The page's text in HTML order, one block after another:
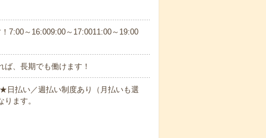
7:00～16:009:00～17:0011:00～19:00
、長期でも働けます！
払い／週払い制度あり（月払いも選
ます。